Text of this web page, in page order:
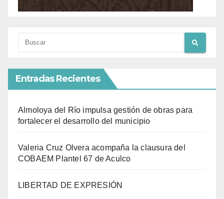
Entradas Recientes
Almoloya del Río impulsa gestión de obras para
fortalecer el desarrollo del municipio
Valeria Cruz Olvera acompaña la clausura del
COBAEM Plantel 67 de Aculco
LIBERTAD DE EXPRESIÓN